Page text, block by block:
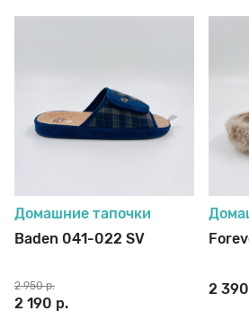
Домашние тапочки
Baden 041-022 SV
2 190 р.
2 950 р. 2